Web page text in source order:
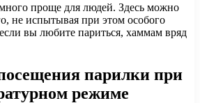
проще для людей. Здесь можно
не испытывая при этом особого
вы любите париться, хаммам вряд
парилки при
режиме